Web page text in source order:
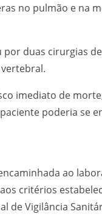
no pulmão e na
por duas cirurgias
imediato de
poderia
ao
critérios
Vigilância